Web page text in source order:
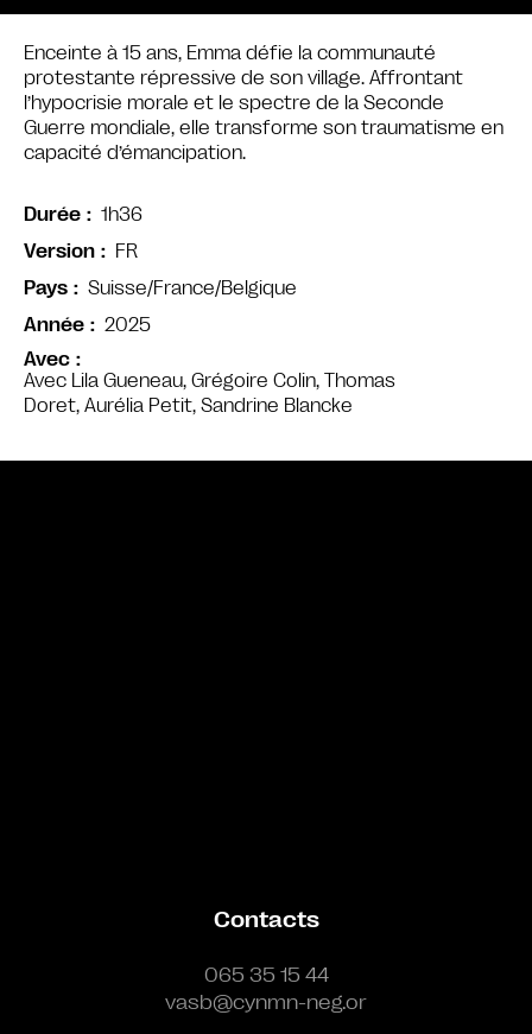
Avec
Avec Lila Gueneau, Grégoire Colin, Thomas
Doret, Aurélia Petit, Sandrine Blancke
Enceinte à 15 ans, Emma défie la communauté
protestante répressive de son village. Affrontant
l’hypocrisie morale et le spectre de la Seconde
Guerre mondiale, elle transforme son traumatisme en
capacité d’émancipation.
Durée
1h36
Version
FR
Pays
Suisse/France/Belgique
Année
2025
Contacts
065 35 15 44
vasb@cynmn-neg.or